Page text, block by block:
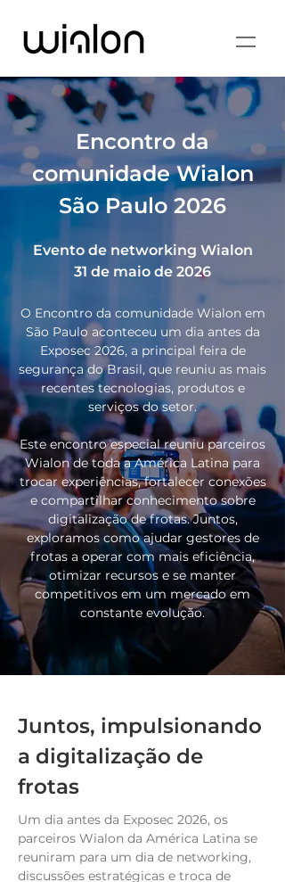
Encontro da
comunidade Wialon
São Paulo 2026
Evento de networking Wialon
31 de maio de 2026
O Encontro da comunidade Wialon em
São Paulo aconteceu um dia antes da
Exposec 2026, a principal feira de
segurança do Brasil, que reuniu as mais
recentes tecnologias, produtos e
serviços do setor.
Este encontro especial reuniu parceiros
Wialon de toda a América Latina para
trocar experiências, fortalecer conexões
e compartilhar conhecimento sobre
digitalização de frotas. Juntos,
exploramos como ajudar gestores de
frotas a operar com mais eficiência,
otimizar recursos e se manter
competitivos em um mercado em
constante evolução.
Juntos, impulsionando
a digitalização de
frotas
Um dia antes da Exposec 2026, os
parceiros Wialon da América Latina se
reuniram para um dia de networking,
discussões estratégicas e troca de